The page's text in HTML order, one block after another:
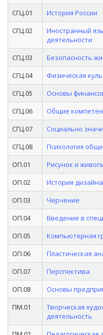
СГЦ.01
История России
СГЦ.02
Иностранный
деятельности
СГЦ.03
Безопасность
СГЦ.04
Физическая
СГЦ.05
Основы
СГЦ.06
Общие
СГЦ.07
Социально
СГЦ.08
Психология
ОП.01
Рисунок и
ОП.02
История дизайна
ОП.03
Черчение
ОП.04
Введение в
ОП.05
Компьютерная
ОП.06
Пластическая
ОП.07
Перспектива
ОП.08
Основы
ПМ.01
Творческая
деятельность